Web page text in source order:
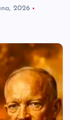
2026